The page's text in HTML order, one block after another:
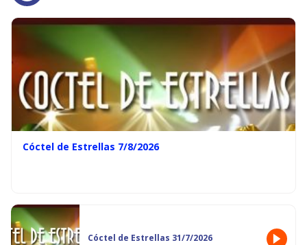
Cóctel de Estrellas 7/8/2026
Cóctel de Estrellas 31/7/2026